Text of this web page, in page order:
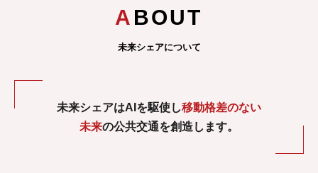
ABOUT
未来シェアについて
未来シェアはAIを駆使し移動格差のない
未来の公共交通を創造します。